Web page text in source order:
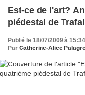
Est-ce de l'art?
piédestal de
Publié le 18/07/2009 à 15:34
Par Catherine-Alice